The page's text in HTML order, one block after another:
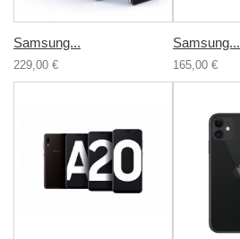
Samsung...
229,00 €
Samsung...
165,00 €